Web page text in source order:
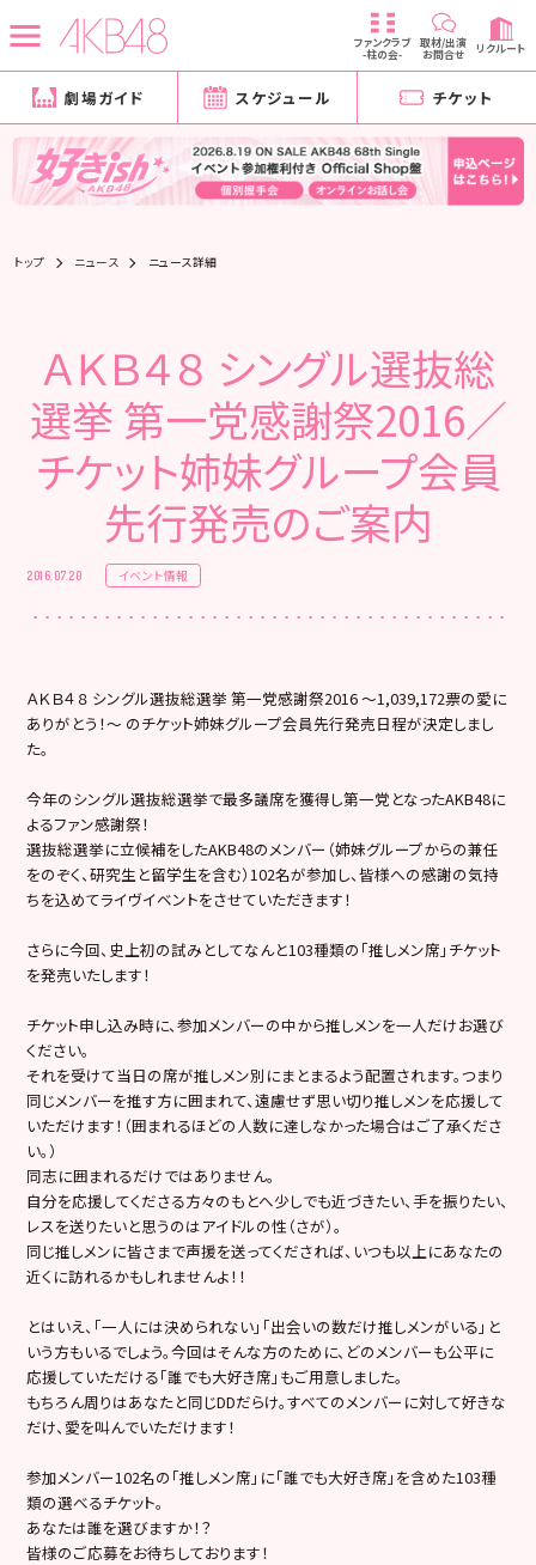
ファンクラブ
-柱の会-
取材/出演
お問合せ リクルート
劇場ガイド スケジュール チケット
トップ ニュース ニュース詳細
ＡＫＢ４８ シングル選抜総
選挙 第一党感謝祭2016／
チケット姉妹グループ会員
先行発売のご案内
2016.07.20 イベント情報
ＡＫＢ４８ シングル選抜総選挙 第一党感謝祭2016 ～1,039,172票の愛に
ありがとう！～ のチケット姉妹グループ会員先行発売日程が決定しまし
た。
今年のシングル選抜総選挙で最多議席を獲得し第一党となったAKB48に
よるファン感謝祭！
選抜総選挙に立候補をしたAKB48のメンバー（姉妹グループからの兼任
をのぞく、研究生と留学生を含む）102名が参加し、皆様への感謝の気持
ちを込めてライヴイベントをさせていただきます！
さらに今回、史上初の試みとしてなんと103種類の「推しメン席」チケット
を発売いたします！
チケット申し込み時に、参加メンバーの中から推しメンを一人だけお選び
ください。
それを受けて当日の席が推しメン別にまとまるよう配置されます。つまり
同じメンバーを推す方に囲まれて、遠慮せず思い切り推しメンを応援して
いただけます！（囲まれるほどの人数に達しなかった場合はご了承くださ
い。）
同志に囲まれるだけではありません。
自分を応援してくださる方々のもとへ少しでも近づきたい、手を振りたい、
レスを送りたいと思うのはアイドルの性（さが）。
同じ推しメンに皆さまで声援を送ってくだされば、いつも以上にあなたの
近くに訪れるかもしれませんよ！！
とはいえ、「一人には決められない」「出会いの数だけ推しメンがいる」と
いう方もいるでしょう。今回はそんな方のために、どのメンバーも公平に
応援していただける「誰でも大好き席」もご用意しました。
もちろん周りはあなたと同じDDだらけ。すべてのメンバーに対して好きな
だけ、愛を叫んでいただけます！
参加メンバー102名の「推しメン席」に「誰でも大好き席」を含めた103種
類の選べるチケット。
あなたは誰を選びますか！？
皆様のご応募をお待ちしております！